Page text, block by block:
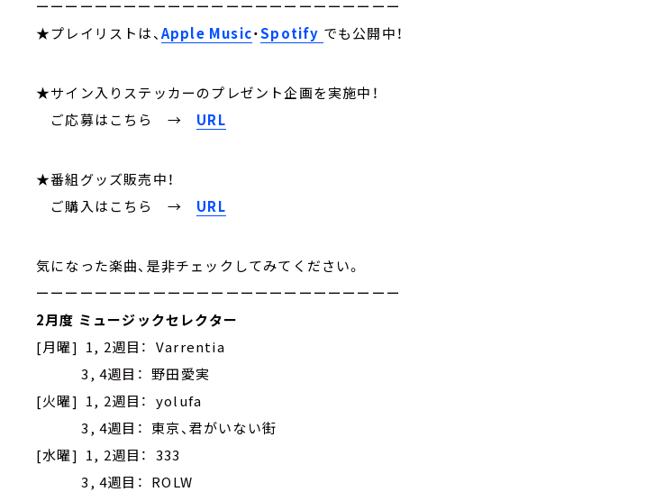
ーーーーーーーーーーーーーーーーーーーーーーーーー
★プレイリストは、 Apple Music・Spotify でも公開中！
★サイン入りステッカーのプレゼント企画を実施中！
ご応募はこちら → URL
★番組グッズ販売中！
ご購入はこちら → URL
気になった楽曲、是非チェックしてみてください。
ーーーーーーーーーーーーーーーーーーーーーーーーー
2月度 ミュージックセレクター
[月曜] 1, 2週目： Varrentia
3, 4週目： 野田愛実
[火曜] 1, 2週目： yolufa
3, 4週目： 東京、君がいない街
[水曜] 1, 2週目： 333
3, 4週目： ROLW